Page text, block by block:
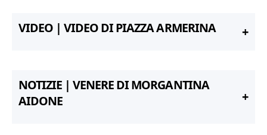
VIDEO | VIDEO DI PIAZZA ARMERINA
NOTIZIE | VENERE DI MORGANTINA
AIDONE